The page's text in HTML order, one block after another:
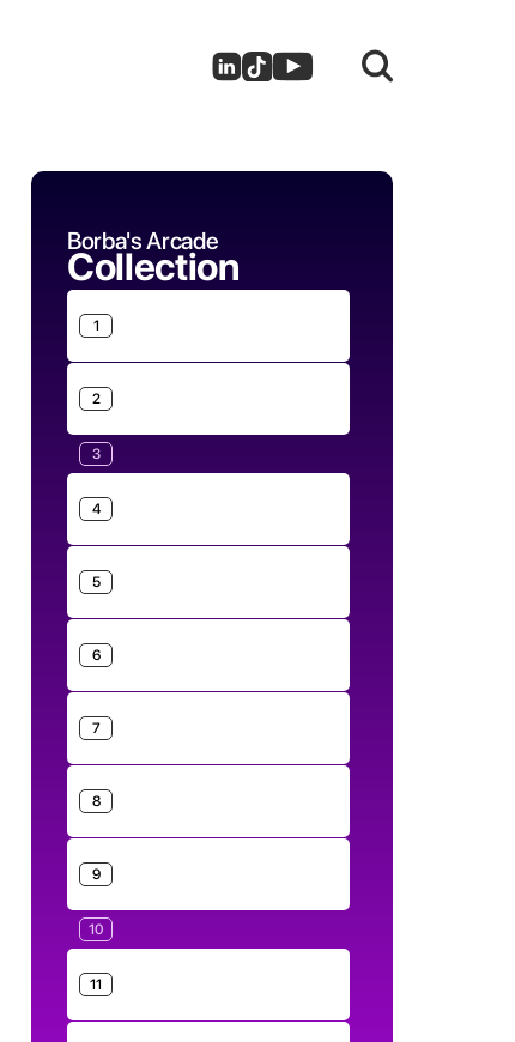
Borba's Arcade
Collection
1
2
3
4
5
6
7
8
9
10
11